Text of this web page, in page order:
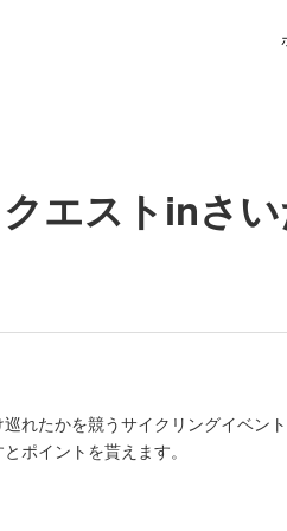
エストinさ
れたかを競うサイクリングイベント
ポイントを貰えます。